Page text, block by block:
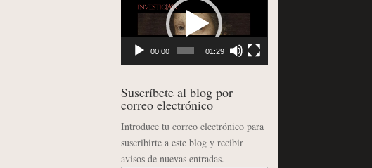
00:00 01:29
Suscríbete al blog por
correo electrónico
Introduce tu correo electrónico para
suscribirte a este blog y recibir
avisos de nuevas entradas.